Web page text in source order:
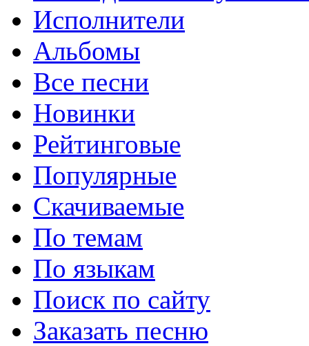
Исполнители
Альбомы
Все песни
Новинки
Рейтинговые
Популярные
Скачиваемые
По темам
По языкам
Поиск по сайту
Заказать песню